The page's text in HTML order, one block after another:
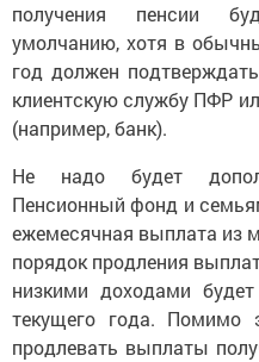
получения пенсии
умолчанию, хотя в
год должен
клиентскую службу ПФР
(например, банк).
Не надо будет
Пенсионный фонд и
ежемесячная выплата из
порядок продления
низкими доходами
текущего года. Помимо
продлевать выплаты